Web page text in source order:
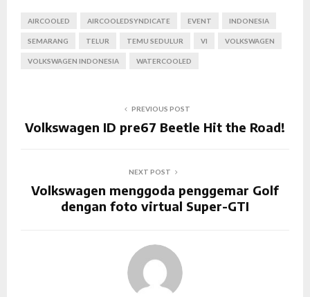
AIRCOOLED AIRCOOLEDSYNDICATE EVENT INDONESIA
SEMARANG TELUR TEMU SEDULUR VI VOLKSWAGEN
VOLKSWAGEN INDONESIA WATERCOOLED
PREVIOUS POST
Volkswagen ID pre67 Beetle Hit the Road!
NEXT POST
Volkswagen menggoda penggemar Golf
dengan foto virtual Super-GTI